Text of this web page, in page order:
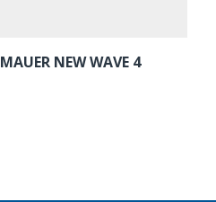
MAUER NEW WAVE 4